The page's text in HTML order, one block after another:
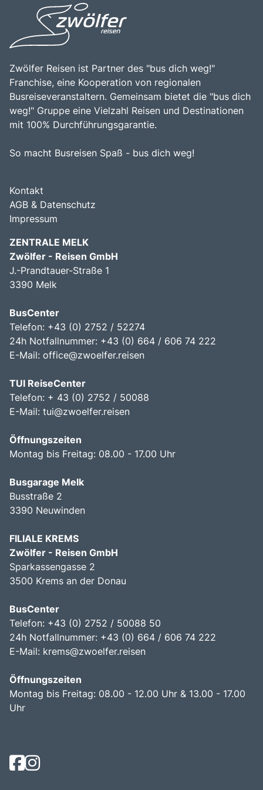
Freizeitmöglichkeiten und einer einladenden Atmosphäre
macht den Klopeiner See zu einem unverzichtbaren Ziel
für Reisende.
Möglichkeit, die Kultur der Region zu erleben, macht den
Klopeiner See zu einem unverzichtbaren Ziel für Reisende,
die die Wunder der Natur und die Gastfreundschaft
Kärntens entdecken möchten.
Zwölfer Reisen ist Partner des "bus dich weg!"
Franchise, eine Kooperation von regionalen
Busreiseveranstaltern. Gemeinsam bietet die "bus dich
weg!" Gruppe eine Vielzahl Reisen und Destinationen
mit 100% Durchführungsgarantie.
So macht Busreisen Spaß - bus dich weg!
Kontakt
AGB & Datenschutz
Impressum
ZENTRALE MELK
Zwölfer - Reisen GmbH
J.-Prandtauer-Straße 1
3390 Melk
BusCenter
Telefon: +43 (0) 2752 / 52274
24h Notfallnummer: +43 (0) 664 / 606 74 222
E-Mail: office@zwoelfer.reisen
TUI ReiseCenter
Telefon: + 43 (0) 2752 / 50088
E-Mail: tui@zwoelfer.reisen
Öffnungszeiten
Montag bis Freitag: 08.00 - 17.00 Uhr
Busgarage Melk
Busstraße 2
3390 Neuwinden
FILIALE KREMS
Zwölfer - Reisen GmbH
Sparkassengasse 2
3500 Krems an der Donau
BusCenter
Telefon: +43 (0) 2752 / 50088 50
24h Notfallnummer: +43 (0) 664 / 606 74 222
E-Mail: krems@zwoelfer.reisen
Öffnungszeiten
Montag bis Freitag: 08.00 - 12.00 Uhr & 13.00 - 17.00
Uhr